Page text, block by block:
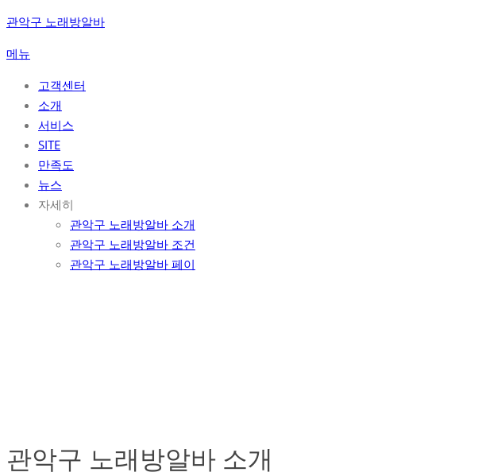
콘
츠
관악구 노래방알바
메뉴
고객센터
소개
서비스
SITE
만족도
뉴스
자세히
관악구 노래방알바 소개
관악구 노래방알바 조건
관악구 노래방알바 페이
관악구 노래방알바 소개